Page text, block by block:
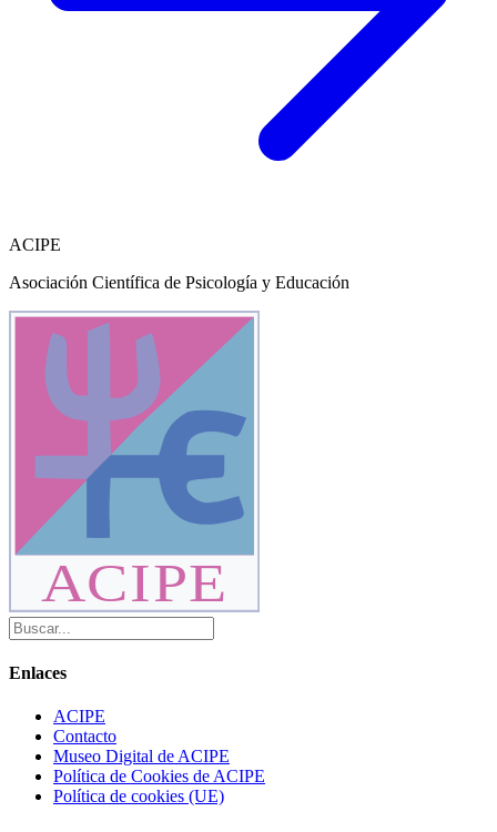
ACIPE
Asociación Científica de Psicología y Educación
ACIPE
Enlaces
ACIPE
Contacto
Museo Digital de ACIPE
Política de Cookies de ACIPE
Política de cookies (UE)